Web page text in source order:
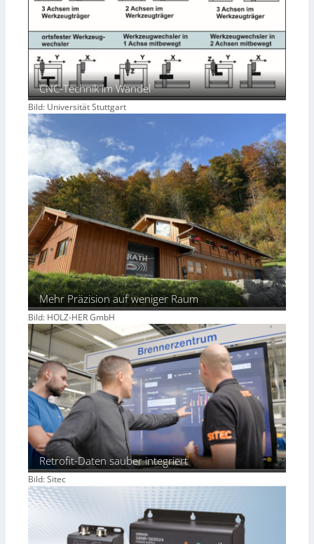
CNC-Technik im Wandel
Bild: Universität Stuttgart
Mehr Präzision auf weniger Raum
Bild: HOLZ-HER GmbH
Retrofit-Daten sauber integriert
Bild: Sitec